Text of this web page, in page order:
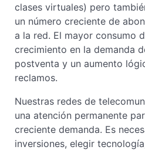
clases virtuales) pero
un número creciente de
a la red. El mayor consumo
crecimiento en la demanda
postventa y un aumento
reclamos.
Nuestras redes de
una atención permanente
creciente demanda. Es
inversiones, elegir